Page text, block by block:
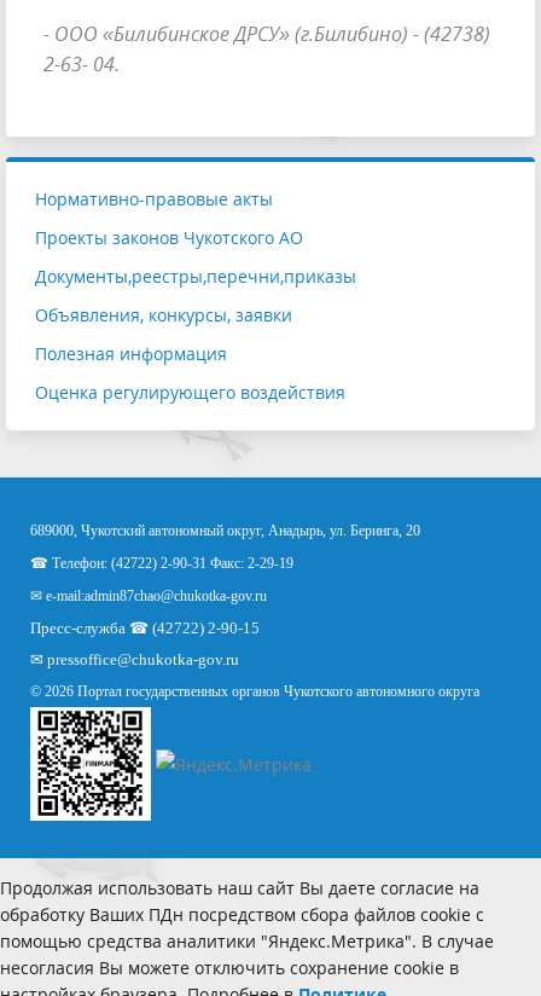
- ООО «Билибинское ДРСУ» (г.Билибино) - (42738)
2-63- 04.
Нормативно-правовые акты
Проекты законов Чукотского АО
Документы,реестры,перечни,приказы
Объявления, конкурсы, заявки
Полезная информация
Оценка регулирующего воздействия
689000, Чукотский автономный округ, Анадырь, ул. Беринга, 20
☎ Телефон: (42722) 2-90-31 Факс: 2-29-19
✉ e-mail:admin87chao@chukotka-gov.ru
Пресс-служба ☎ (42722) 2-90-15
✉ pressoffice@chukotka-gov.ru
© 2026 Портал государственных органов Чукотского автономного округа
Продолжая использовать наш сайт Вы даете согласие на
обработку Ваших ПДн посредством сбора файлов cookie с
помощью средства аналитики "Яндекс.Метрика". В случае
несогласия Вы можете отключить сохранение cookie в